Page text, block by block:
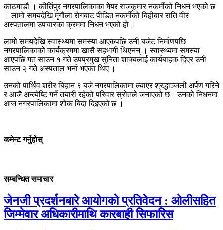
काठमाडौं । कीर्तिपुर नगरपालिकाका मेयर राजकुमार नकर्मीको निधन भएको छ
। लामो समयदेखि मृगौला रोगबाट पीडित नकर्मीको बिहीबार राति वीर
अस्पतालमा उपचारका क्रममा निधन भएको हो ।
लामो समयदेखि स्वास्थ्यमा समस्या आएकपछि उनी बजेट निर्माणपछि
नगरपालिकाको कार्यक्रममा खासै सहभागी थिएनन् । स्वास्थ्यमा समस्या
आएपछि गत साउन १ गते उपप्रमुख सुनिता शाक्यलाई कार्यबाहक दिएर उनी
साउन २ गते अस्पताल भर्ना भएका थिए ।
उनको पार्थिव शरीर बिहान ९ बजे नगरपालिकामा ल्याएर श्रद्धाञ्जली अर्पण गरिने
र आजै अन्त्येष्टि गर्ने तयारी रहेको परिवार स्रोतले जनाएको छ। उनको निधनमा
आज नगरपालिकामा शोक बिदा दिइएको छ ।
कमेन्ट गर्नुहोस्
सम्बन्धित समाचार
जेनजी प्रदर्शनबारे आयोगको प्रतिवेदन : ओलीसहित
जिम्मेवार अधिकारीमाथि कारबाही सिफारिस